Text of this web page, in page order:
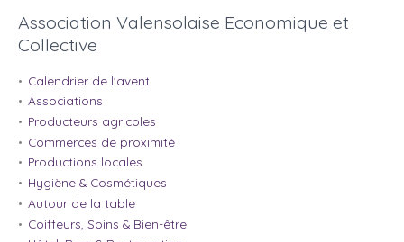
Association Valensolaise Economique et
Collective
Calendrier de l'avent
Associations
Producteurs agricoles
Commerces de proximité
Productions locales
Hygiène & Cosmétiques
Autour de la table
Coiffeurs, Soins & Bien-être